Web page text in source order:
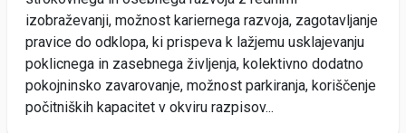
izobraževanji, možnost kariernega razvoja, zagotavljanje
pravice do odklopa, ki prispeva k lažjemu usklajevanju
poklicnega in zasebnega življenja, kolektivno dodatno
pokojninsko zavarovanje, možnost parkiranja, koriščenje
počitniških kapacitet v okviru razpisov...